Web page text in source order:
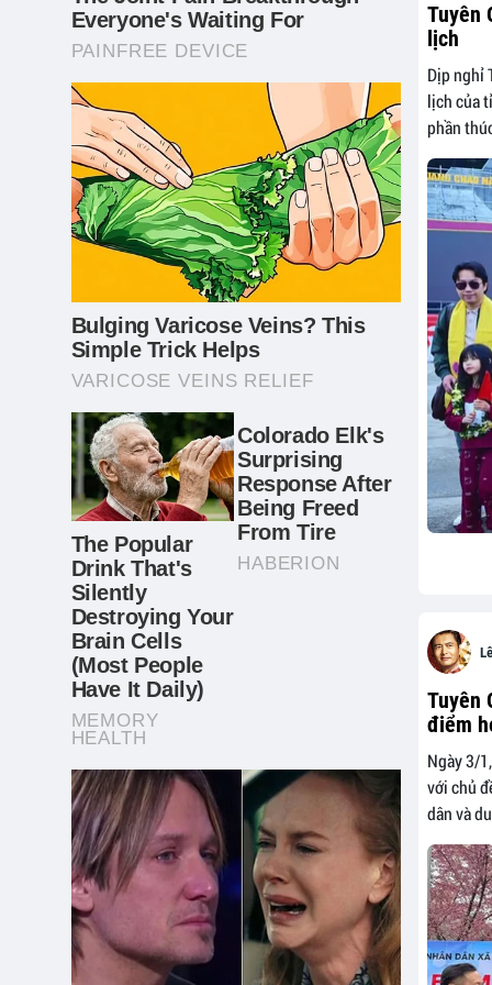
Tuyên
lịch
Dịp nghỉ
lịch của
phần
Tuyên
điểm
Ngày 3/
với chủ
dân và